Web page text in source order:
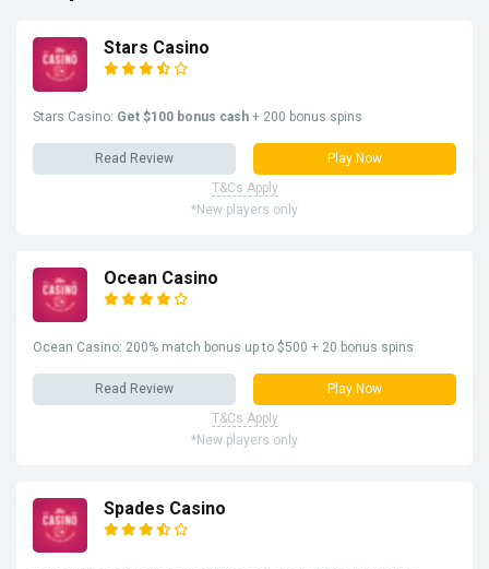
Stars Casino
Stars Casino: Get $100 bonus cash + 200 bonus spins
Read Review
Play Now
T&Cs Apply
*New players only
Ocean Casino
Ocean Casino: 200% match bonus up to $500 + 20 bonus spins
Read Review
Play Now
T&Cs Apply
*New players only
Spades Casino